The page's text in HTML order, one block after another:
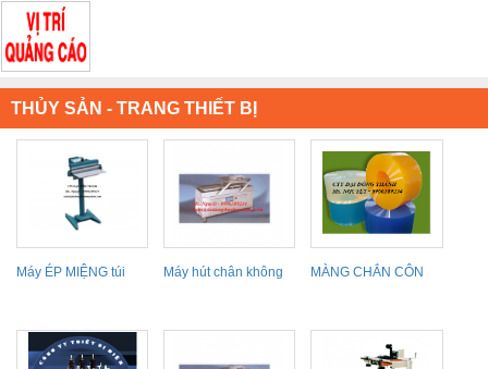
THỦY SẢN - TRANG THIẾT BỊ
Máy ÉP MIỆNG túi
Máy hút chân không
MÀNG CHẮN CÔN